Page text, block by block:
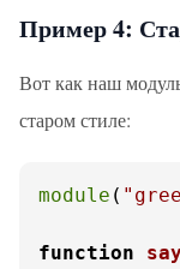
Пример 4:
Вот как наш
старом стиле:
module (
function